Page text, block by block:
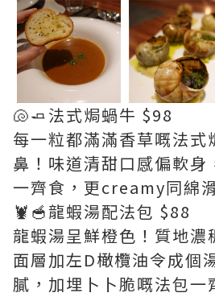
🐚🧈法式焗蝸牛 $98
每一粒都滿滿香草嘅法式
鼻！味道清甜口感偏軟身
一齊食，更creamy同綿
🦞🥣龍蝦湯配法包 $88
龍蝦湯呈鮮橙色！質地濃
面層加左D橄欖油令成個
膩，加埋卜卜脆嘅法包一